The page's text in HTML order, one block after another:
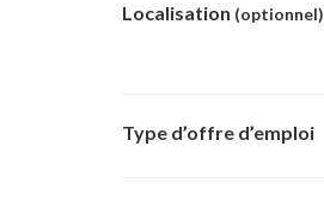
Localisation (optionnel)
Type d’offre d’emploi